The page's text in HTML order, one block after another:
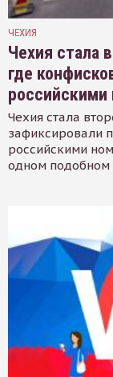
ЧЕХИЯ
Чехия стала
где
Чехия стала
зафиксировали
российскими
одном подобном